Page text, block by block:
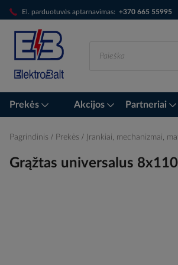
El. parduotuvės aptarnavimas: +370 665 55995
Skip
to
Content
Prekės Akcijos Partneriai
Pagrindinis Prekės Įrankiai, mechanizmai,
Grąžtas universalus